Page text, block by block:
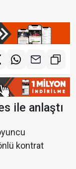
ile anlaştı
kontrat